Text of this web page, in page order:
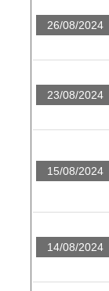
26/08/2024
23/08/2024
15/08/2024
14/08/2024